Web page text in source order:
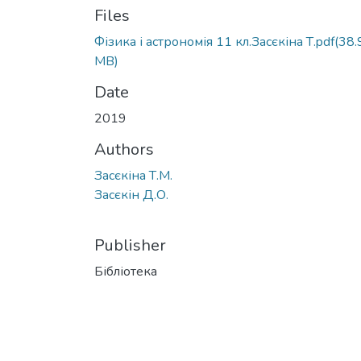
Files
Фізика і астрономія 11 кл.Засєкіна Т.pdf
MB)
Date
2019
Authors
Засєкіна Т.М.
Засєкін Д.О.
Publisher
Бібліотека